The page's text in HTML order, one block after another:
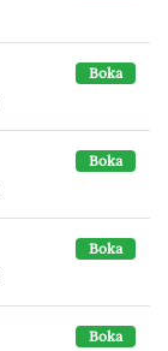
Boka
Boka
Boka
Boka